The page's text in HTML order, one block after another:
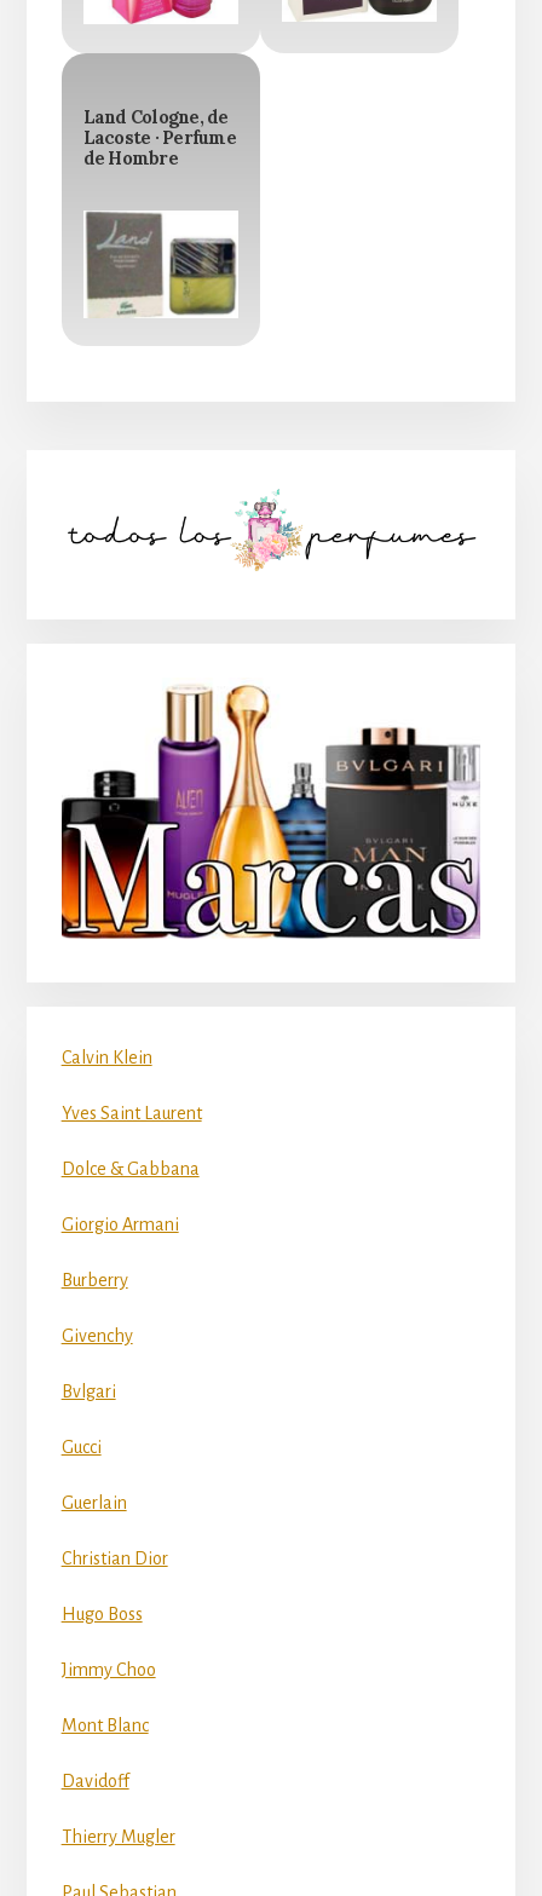
Land Cologne, de
Lacoste · Perfume
de Hombre
lateral
Calvin Klein
Yves Saint Laurent
Dolce & Gabbana
Giorgio Armani
Burberry
Givenchy
Bvlgari
Gucci
Guerlain
Christian Dior
Hugo Boss
Jimmy Choo
Mont Blanc
Davidoff
Thierry Mugler
Paul Sebastian